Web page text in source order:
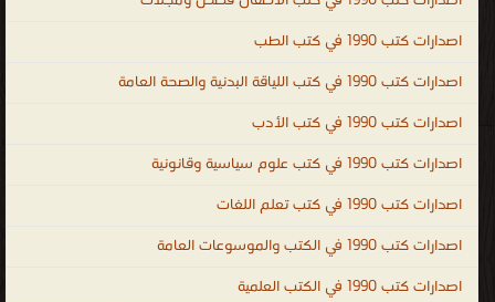
اصدارات كتب 1990 في كتب الطب
اصدارات كتب 1990 في كتب اللياقة البدنية والصحة العامة
اصدارات كتب 1990 في كتب الأدب
اصدارات كتب 1990 في كتب علوم سياسية وقانونية
اصدارات كتب 1990 في كتب تعلم اللغات
اصدارات كتب 1990 في الكتب والموسوعات العامة
اصدارات كتب 1990 في الكتب العلمية